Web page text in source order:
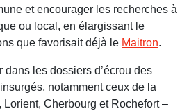
et encourager les recherches à
ou local, en élargissant le
que favorisait déjà le Maitron.
dans les dossiers d’écrou des
notamment ceux de la
Cherbourg et Rochefort –